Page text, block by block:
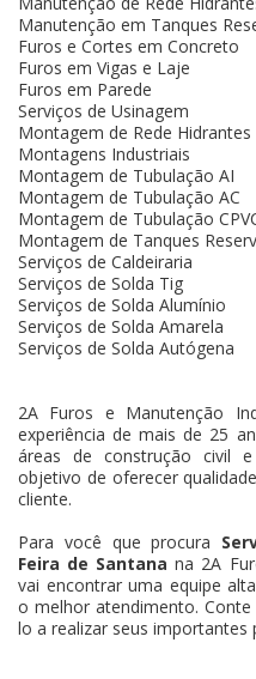
Manutenção em Tanques
Furos e Cortes em Concreto
Furos em Vigas e Laje
Furos em Parede
Serviços de Usinagem
Montagem de Rede Hidrantes
Montagens Industriais
Montagem de Tubulação AI
Montagem de Tubulação AC
Montagem de Tubulação
Montagem de Tanques
Serviços de Caldeiraria
Serviços de Solda Tig
Serviços de Solda Alumínio
Serviços de Solda Amarela
Serviços de Solda Autógena
2A Furos e Manutenção
experiência de mais de 25
áreas de construção civil
objetivo de oferecer
cliente.
Para você que procura
Feira de Santana na 2A
vai encontrar uma equipe
o melhor atendimento.
lo a realizar seus importantes